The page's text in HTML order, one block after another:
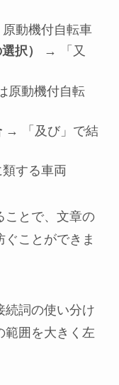
原動機付自転車
択）
→ 「又
原動機付自転
→ 「及び」で結
する車両
ことで、文章の
ことができま
続詞の使い分け
範囲を大きく左